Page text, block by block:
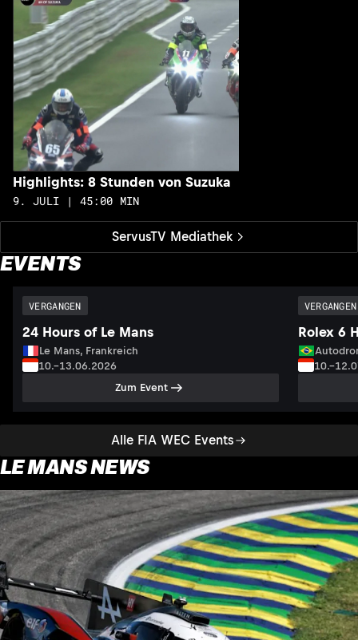
ServusTV Mediathek
Highlights: 8 Stunden von Suzuka
9. JULI | 45:00 MIN
EVENTS
Alle FIA WEC Events
VERGANGEN
24 Hours of Le Mans
Le Mans, Frankreich
10.–13.06.2026
Zum Event
VERGANGEN
Rolex 6
LE MANS NEWS